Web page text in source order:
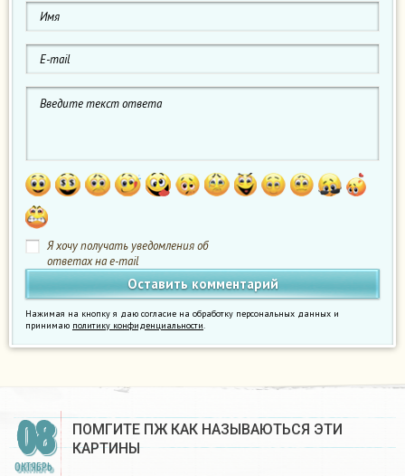
Я хочу получать уведомления об
ответах на e-mail
Нажимая на кнопку я даю согласие на обработку персональных данных и
принимаю политику конфиденциальности.
08
ОКТЯБРЬ
ПОМГИТЕ ПЖ КАК НАЗЫВАЮТЬСЯ ЭТИ
КАРТИНЫ